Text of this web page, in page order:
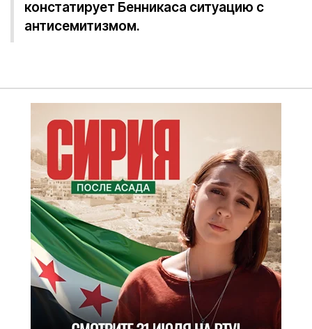
констатирует Бенникаса ситуацию с
антисемитизмом.